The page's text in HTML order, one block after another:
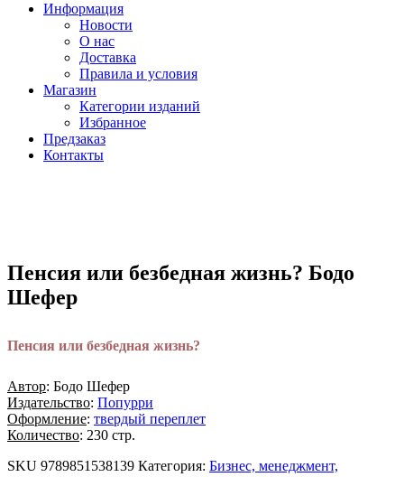
Информация
Новости
О нас
Доставка
Правила и условия
Магазин
Категории изданий
Избранное
Предзаказ
Контакты
Пенсия или безбедная жизнь? Бодо
Шефер
Пенсия или безбедная жизнь?
Автор: Бодо Шефер
Издательство: Попурри
Оформление: твердый переплет
Количество: 230 стр.
SKU 9789851538139 Категория: Бизнес, менеджмент,